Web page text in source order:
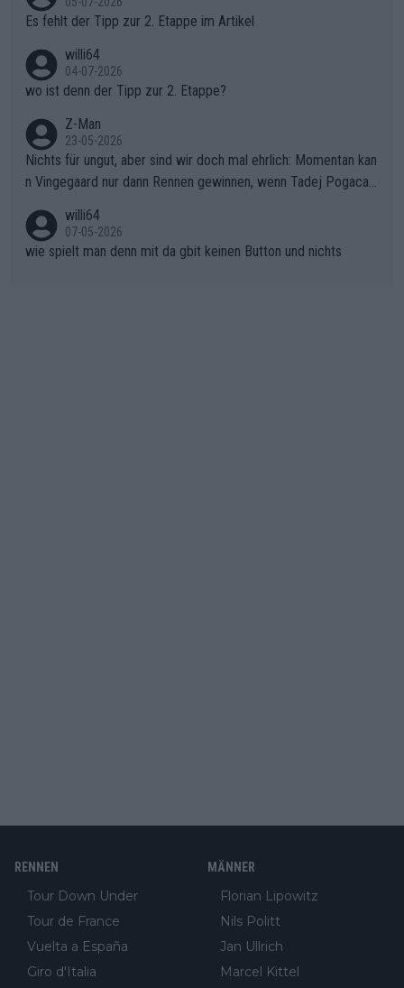
Rückstand im Gesamtklassement – ein Polster, das Niewiado
gibt. Diese Etappe wird sicher als der psychologische Wendep
unkt dieser Tour in die Geschichte eingehen. Wenn man bei so
einem harten Aufstieg einmal den Moment verpasst und der K
onkurrentin die "zweite Luft" schenkt, ist der Schaden am Ber
g kaum noch zu reparieren.Vor uns liegt nun das große Finale R
ichtung Nizza. Niewiadoma hat psychologisch Oberwasser, ab
er SD Worx und Vollering müssen jetzt All-In gehen. (gregman
n)
Es fehlt der Tipp zur 2. Etappe im Artikel
willi64
04-07-2026
wo ist denn der Tipp zur 2. Etappe?
Z-Man
23-05-2026
Nichts für ungut, aber sind wir doch mal ehrlich: Momentan kan
n Vingegaard nur dann Rennen gewinnen, wenn Tadej Pogacar
willi64
07-05-2026
wie spielt man denn mit da gbit keinen Button und nichts
RENNEN
Tour Down Under
Tour de France
Vuelta a España
Giro d'Italia
MÄNNER
Florian Lipowitz
Nils Politt
Jan Ullrich
Marcel Kittel